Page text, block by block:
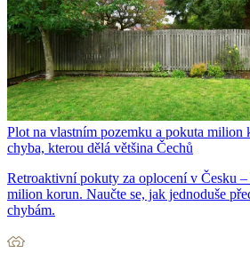
Plot na vlastním pozemku a pokuta milion
chyba, kterou dělá většina Čechů
Retroaktivní pokuty za oplocení v Česku –
milion korun. Naučte se, jak jednoduše
chybám.